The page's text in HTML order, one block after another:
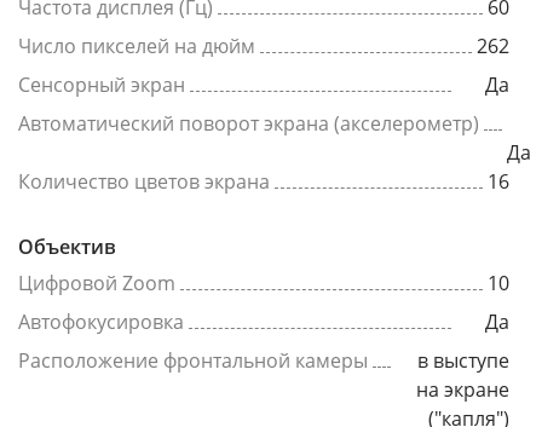
Частота дисплея (Гц)
60
Число пикселей на дюйм
262
Сенсорный экран
Да
Автоматический поворот экрана (акселерометр)
Да
Количество цветов экрана
16
Объектив
Цифровой Zoom
10
Автофокусировка
Да
Расположение фронтальной камеры
в выступе
на экране
("капля")